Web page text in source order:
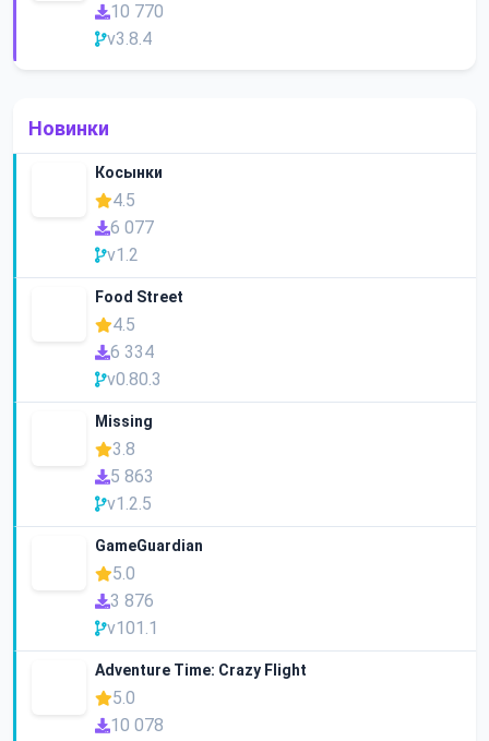
10 770
v3.8.4
Новинки
Косынки
4.5
6 077
v1.2
Food Street
4.5
6 334
v0.80.3
Missing
3.8
5 863
v1.2.5
GameGuardian
5.0
3 876
v101.1
Adventure Time: Crazy Flight
5.0
10 078